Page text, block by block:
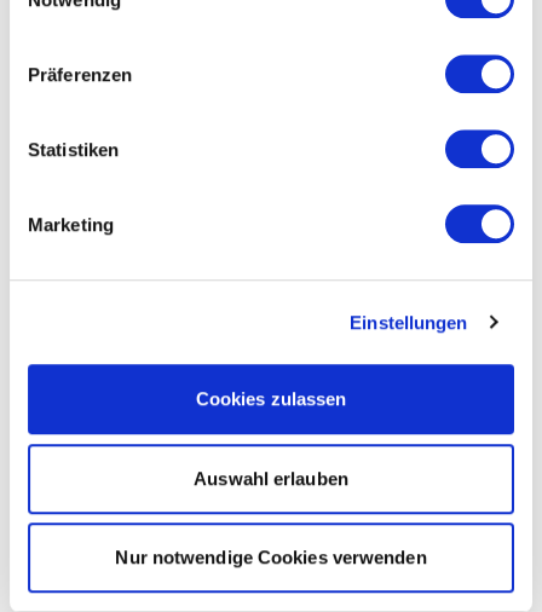
Präferenzen
Statistiken
Marketing
Einstellungen
Cookies zulassen
Auswahl erlauben
Nur notwendige Cookies verwenden